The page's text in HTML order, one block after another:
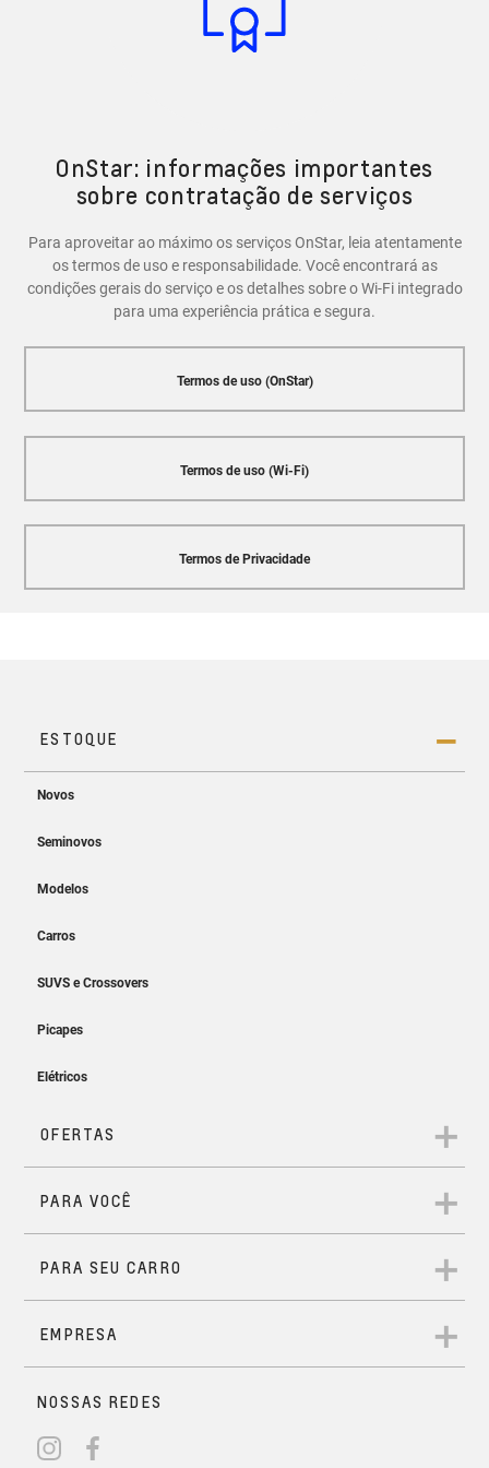
recursos de segurança, como a capacidade de bloquear
e desbloquear as portas do veículo, localizar o carro em
OnStar: informações importantes
sobre contratação de serviços
Para aproveitar ao máximo os serviços OnStar, leia atentamente
os termos de uso e responsabilidade. Você encontrará as
condições gerais do serviço e os detalhes sobre o Wi-Fi integrado
para uma experiência prática e segura.
Termos de uso (OnStar)
Termos de uso (Wi-Fi)
Termos de Privacidade